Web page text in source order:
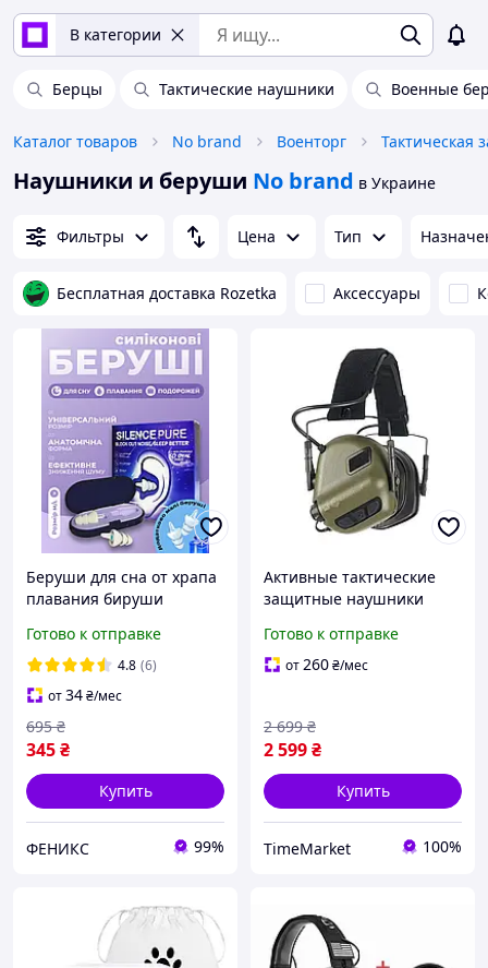
В категории
Берцы Тактические наушники Военные
Каталог товаров No brand Военторг Тактическая
Наушники и беруши No brand в Украине
Фильтры Цена Тип
Бесплатная доставка Rozetka Аксессуары
Беруши для сна от храпа
плавания бируши
шумозаглушением
берушки затычки от
шума силиконовые в уши
Готово к отправке
4.8 (6)
от34₴/мес
345₴
695 ₴
Купить
ФЕНИКС 99%
Активные тактические
защитные наушники
оливкового цвета для
защиты слуха во время
Готово к отправке
от260₴/мес
2 599₴
2 699 ₴
Купить
TimeMarket 100%